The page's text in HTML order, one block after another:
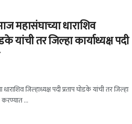
महासंघाच्या धाराशिव
यांची तर जिल्हा कार्याध्यक्ष पदी
जिल्हाध्यक्ष पदी प्रताप घोडके यांची तर जिल्हा
करण्यात ...